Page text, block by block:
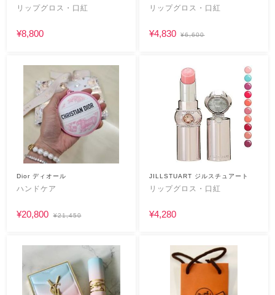
リップグロス・口紅
¥8,800
リップグロス・口紅
¥4,830 ¥6,600
Dior ディオール
ハンドケア
¥20,800 ¥21,450
JILLSTUART ジルスチュアート
リップグロス・口紅
¥4,280